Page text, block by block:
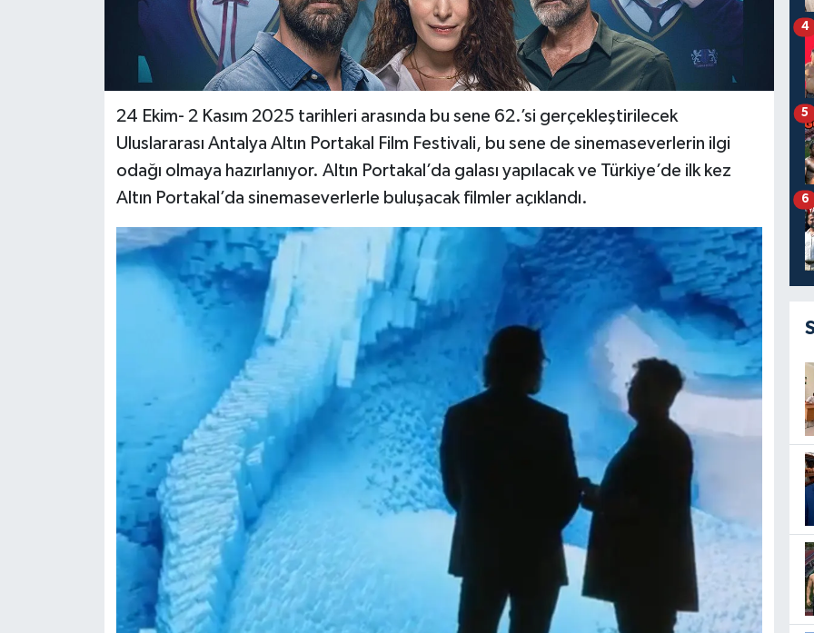
24 Ekim- 2 Kasım 2025 tarihleri arasında bu sene 62.’si gerçekleştirilecek
Uluslararası Antalya Altın Portakal Film Festivali, bu sene de sinemaseverlerin ilgi
odağı olmaya hazırlanıyor. Altın Portakal’da galası yapılacak ve Türkiye’de ilk kez
Altın Portakal’da sinemaseverlerle buluşacak filmler açıklandı.
4
5
6